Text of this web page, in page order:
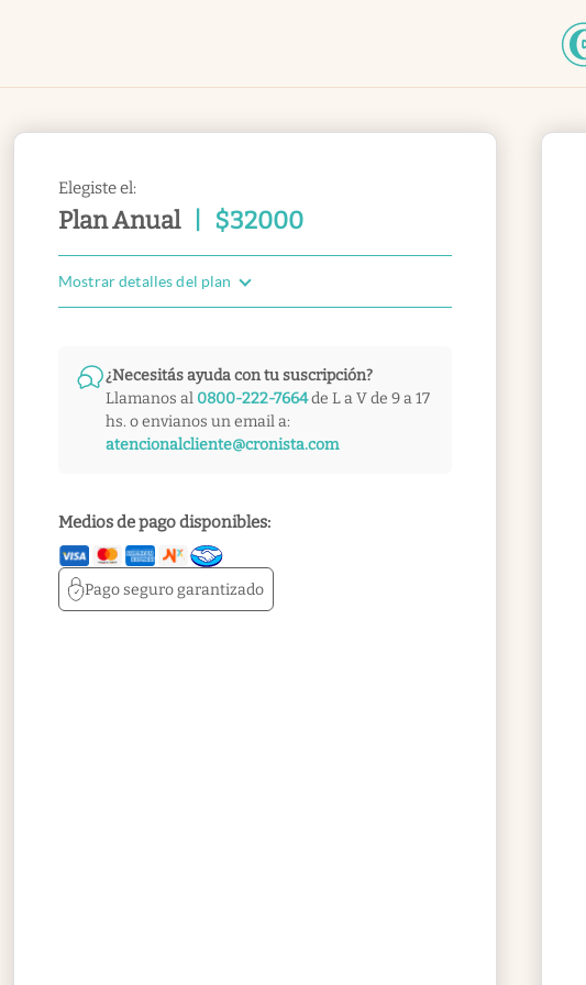
Elegiste el:
Plan Anual $32000
Mostrar detalles del plan
¿Necesitás ayuda con tu suscripción?
Llamanos al 0800-222-7664de L a V de 9 a 17
hs. o envianos un email a:
atencionalcliente@cronista.com
Medios de pago disponibles:
Pago segurogarantizado